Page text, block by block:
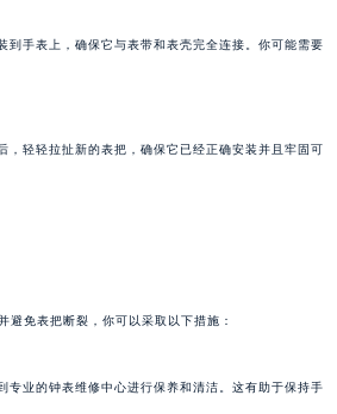
到手表上，确保它与表带和表壳完全连接。你可能需要
，轻轻拉扯新的表把，确保它已经正确安装并且牢固可
避免表把断裂，你可以采取以下措施：
专业的钟表维修中心进行保养和清洁。这有助于保持手